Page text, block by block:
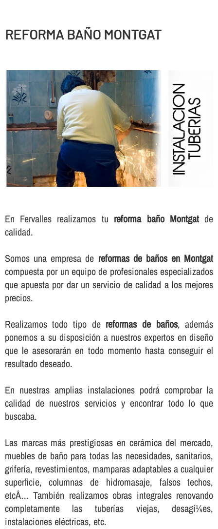
REFORMA BAÑO MONTGAT
En Fervalles realizamos tu reforma baño Montgatde
calidad.
Somos una empresa de reformas de baños en Montgat
compuesta por un equipo de profesionales especializados
que apuesta por dar un servicio de calidad a los mejores
precios.
Realizamos todo tipo de reformas de baños, además
ponemos a su disposición a nuestros expertos en diseño
que le asesorarán en todo momento hasta conseguir el
resultado deseado.
En nuestras amplias instalaciones podrá comprobar la
calidad de nuestros servicios y encontrar todo lo que
buscaba.
Las marcas más prestigiosas en cerámica del mercado,
muebles de baño para todas las necesidades, sanitarios,
griferí­a, revestimientos, mamparas adaptables a cualquier
superficie, columnas de hidromasaje, falsos techos,
etcÂ… También realizamos obras integrales renovando
completamente las tuberí­as viejas, desagí¼es,
instalaciones eléctricas, etc.